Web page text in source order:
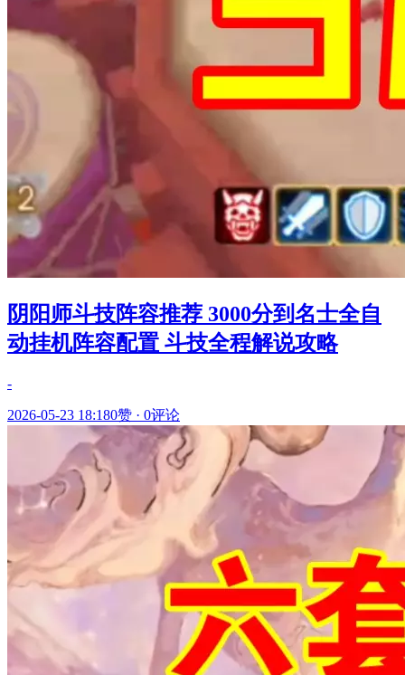
阴阳师斗技阵容推荐 3000分到名士全自
动挂机阵容配置 斗技全程解说攻略
-
2026-05-23 18:180赞 · 0评论